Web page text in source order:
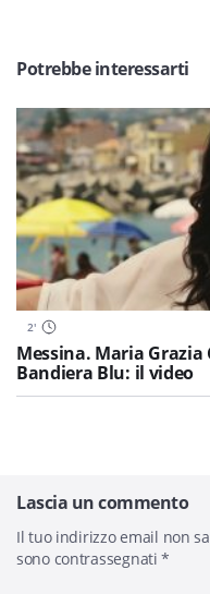
Potrebbe interessarti
2'
Messina. Maria
Bandiera Blu: il video
Lascia un commento
Il tuo indirizzo email non
sono contrassegnati*